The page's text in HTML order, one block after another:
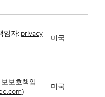
임자: privacy
미국
보호책임
)
미국